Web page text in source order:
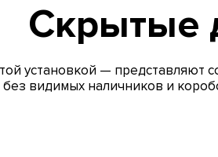
Скрытые
установкой — представляют
видимых наличников и